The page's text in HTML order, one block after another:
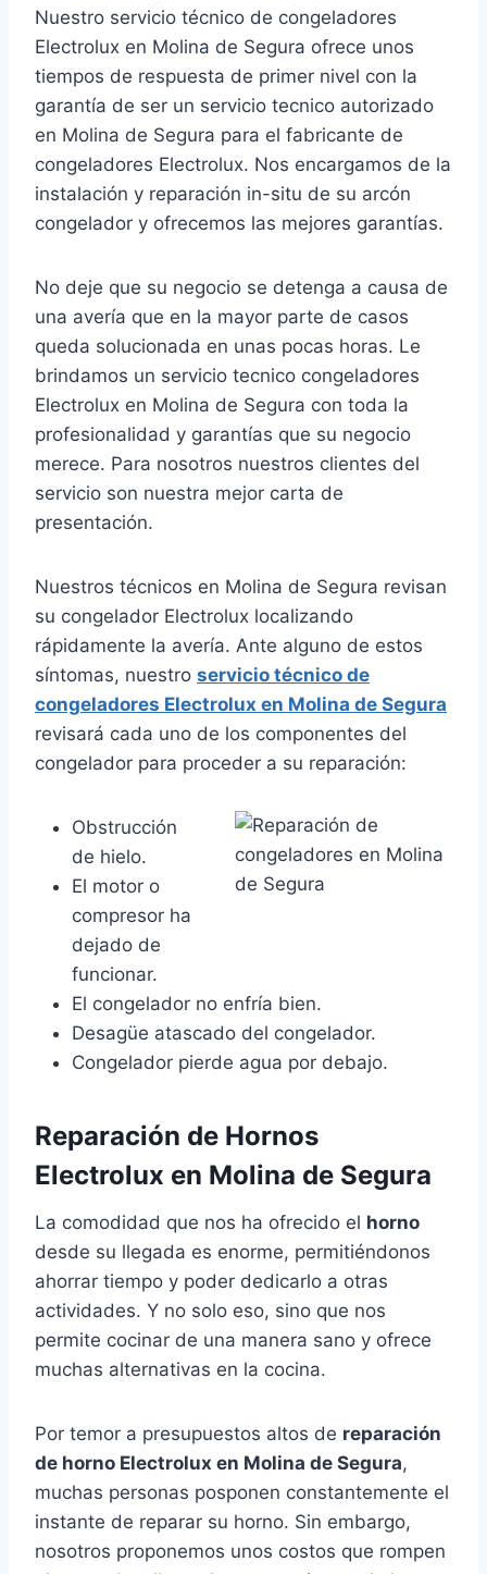
Nuestro servicio técnico de congeladores
Electrolux en Molina de Segura ofrece unos
tiempos de respuesta de primer nivel con la
garantía de ser un servicio tecnico autorizado
en Molina de Segura para el fabricante de
congeladores Electrolux. Nos encargamos de la
instalación y reparación in-situ de su arcón
congelador y ofrecemos las mejores garantías.
No deje que su negocio se detenga a causa de
una avería que en la mayor parte de casos
queda solucionada en unas pocas horas. Le
brindamos un servicio tecnico congeladores
Electrolux en Molina de Segura con toda la
profesionalidad y garantías que su negocio
merece. Para nosotros nuestros clientes del
servicio son nuestra mejor carta de
presentación.
Nuestros técnicos en Molina de Segura revisan
su congelador Electrolux localizando
rápidamente la avería. Ante alguno de estos
síntomas, nuestro servicio técnico de
congeladores Electrolux en Molina de Segura
revisará cada uno de los componentes del
congelador para proceder a su reparación:
Obstrucción
de hielo.
El motor o
compresor ha
dejado de
funcionar.
El congelador no enfría bien.
Desagüe atascado del congelador.
Congelador pierde agua por debajo.
Reparación de Hornos
Electrolux en Molina de Segura
La comodidad que nos ha ofrecido el horno
desde su llegada es enorme, permitiéndonos
ahorrar tiempo y poder dedicarlo a otras
actividades. Y no solo eso, sino que nos
permite cocinar de una manera sano y ofrece
muchas alternativas en la cocina.
Por temor a presupuestos altos de reparación
de horno Electrolux en Molina de Segura,
muchas personas posponen constantemente el
instante de reparar su horno. Sin embargo,
nosotros proponemos unos costos que rompen